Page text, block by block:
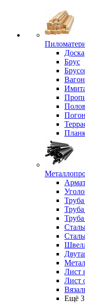
Доска
Брус
Лист
Лист
Ещё 3